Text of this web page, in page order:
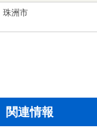
珠洲市
関連情報